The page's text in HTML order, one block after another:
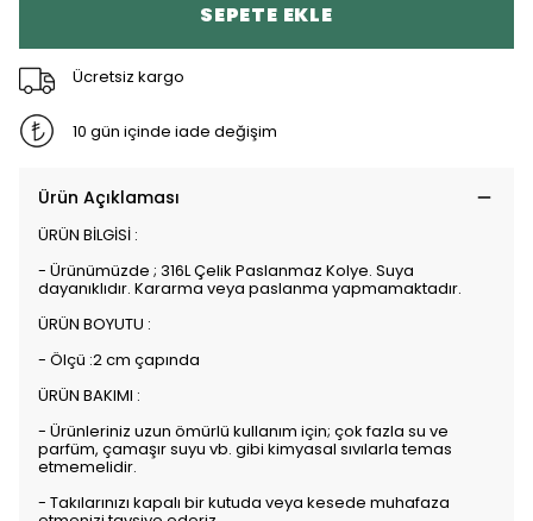
SEPETE EKLE
Ücretsiz kargo
10 gün içinde iade değişim
Ürün Açıklaması
ÜRÜN BİLGİSİ :
- Ürünümüzde ; 316L Çelik Paslanmaz Kolye. Suya
dayanıklıdır. Kararma veya paslanma yapmamaktadır.
ÜRÜN BOYUTU :
- Ölçü :2 cm çapında
ÜRÜN BAKIMI :
- Ürünleriniz uzun ömürlü kullanım için; çok fazla su ve
parfüm, çamaşır suyu vb. gibi kimyasal sıvılarla temas
etmemelidir.
- Takılarınızı kapalı bir kutuda veya kesede muhafaza